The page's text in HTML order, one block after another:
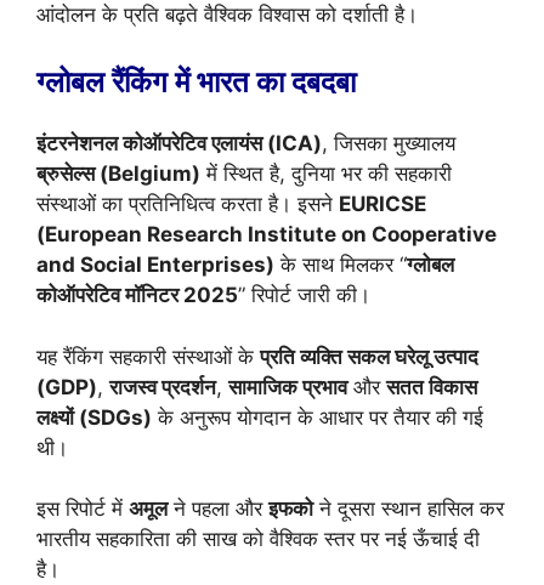
आंदोलन के प्रति बढ़ते वैश्विक विश्वास को दर्शाती है।
ग्लोबल रैंकिंग में भारत का दबदबा
इंटरनेशनल कोऑपरेटिव एलायंस (ICA), जिसका मुख्यालय
ब्रुसेल्स (Belgium) में स्थित है, दुनिया भर की सहकारी
संस्थाओं का प्रतिनिधित्व करता है। इसने EURICSE
(European Research Institute on Cooperative
and Social Enterprises) के साथ मिलकर “ग्लोबल
कोऑपरेटिव मॉनिटर 2025” रिपोर्ट जारी की।
यह रैंकिंग सहकारी संस्थाओं केप्रति व्यक्ति सकल घरेलू उत्पाद
(GDP),राजस्व प्रदर्शन,सामाजिक प्रभावऔरसतत विकास
लक्ष्यों (SDGs) के अनुरूप योगदान के आधार पर तैयार की गई
थी।
इस रिपोर्ट में अमूलने पहला औरइफकोने दूसरा स्थान हासिल कर
भारतीय सहकारिता की साख को वैश्विक स्तर पर नई ऊँचाई दी
है।